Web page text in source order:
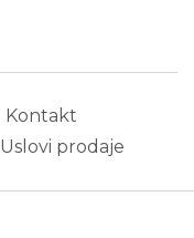
Kontakt
Uslovi prodaje